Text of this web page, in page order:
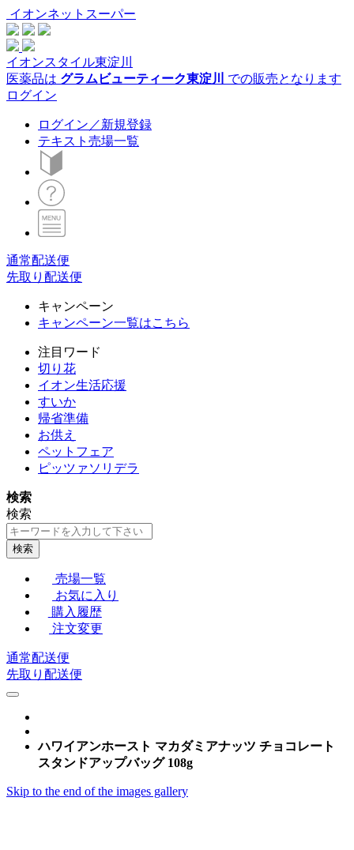
イオンネットスーパー
イオンスタイル東淀川
医薬品は グラムビューティーク東淀川
での販売となります
ログイン
ログイン／新規登録
テキスト売場一覧
通常配送便
先取り配送便
キャンペーン
キャンペーン一覧はこちら
注目ワード
切り花
イオン生活応援
すいか
帰省準備
お供え
ペットフェア
ピッツァソリデラ
検索
検索
検索
売場一覧
お気に入り
購入履歴
注文変更
通常配送便
先取り配送便
ハワイアンホースト マカダミアナッツ チョコレート
スタンドアップバッグ 108g
Skip to the end of the images gallery